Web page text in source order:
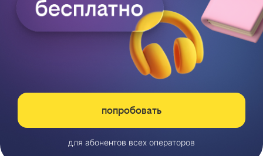
попробовать
для абонентов всех операторов